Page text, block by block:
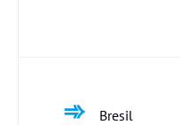
Bresil